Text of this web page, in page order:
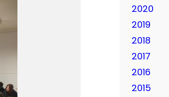
2020
2019
2018
2017
2016
2015